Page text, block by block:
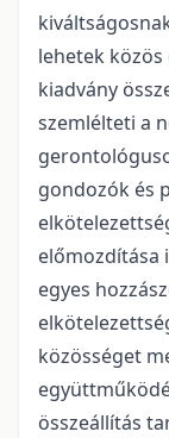
lehetek közös
kiadvány
szemlélteti a
gondozók és
előmozdítása
egyes
közösséget
összeállítás